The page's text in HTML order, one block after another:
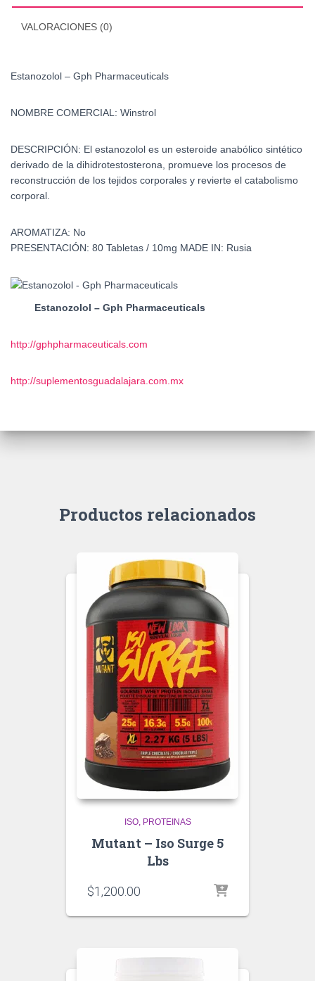
VALORACIONES (0)
Estanozolol – Gph Pharmaceuticals
NOMBRE COMERCIAL: Winstrol
DESCRIPCIÓN: El estanozolol es un esteroide anabólico sintético
derivado de la dihidrotestosterona, promueve los procesos de
reconstrucción de los tejidos corporales y revierte el catabolismo
corporal.
AROMATIZA: No
PRESENTACIÓN: 80 Tabletas / 10mg MADE IN: Rusia
Estanozolol – Gph Pharmaceuticals
http://gphpharmaceuticals.com
http://suplementosguadalajara.com.mx
Productos relacionados
ISO PROTEINAS
Mutant – Iso Surge 5
Lbs
$1,200.00